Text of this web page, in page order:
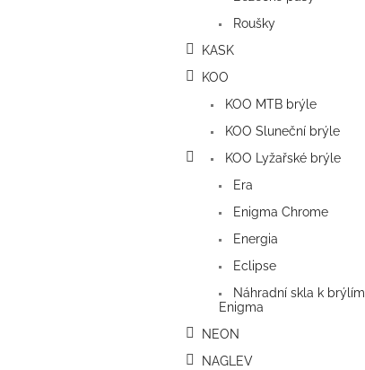
Roušky
KASK
KOO
KOO MTB brýle
KOO Sluneční brýle
KOO Lyžařské brýle
Era
Enigma Chrome
Energia
Eclipse
Náhradní skla k brýlím
Enigma
NEON
NAGLEV